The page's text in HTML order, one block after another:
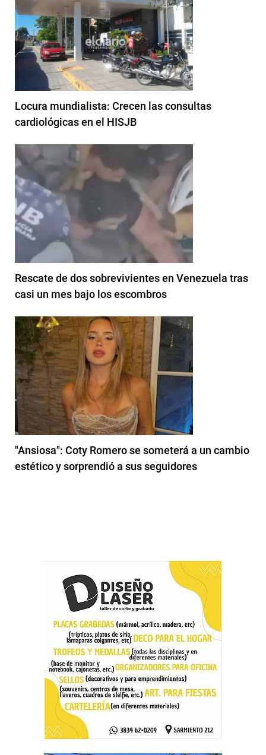
Locura mundialista: Crecen las consultas
cardiológicas en el HISJB
Rescate de dos sobrevivientes en Venezuela tras
casi un mes bajo los escombros
"Ansiosa": Coty Romero se someterá a un cambio
estético y sorprendió a sus seguidores